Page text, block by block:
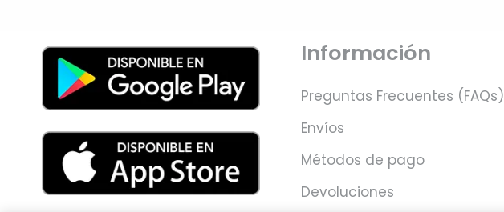
Información
Preguntas Frecuentes (FAQs)
Envíos
Métodos de pago
Devoluciones